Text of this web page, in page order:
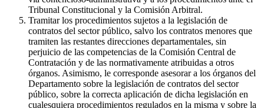
Tribunal Constitucional y la Comisión Arbitral.
Tramitar los procedimientos sujetos a la legislación de
contratos del sector público, salvo los contratos menores que
tramiten las restantes direcciones departamentales, sin
perjuicio de las competencias de la Comisión Central de
Contratación y de las normativamente atribuidas a otros
órganos. Asimismo, le corresponde asesorar a los órganos del
Departamento sobre la legislación de contratos del sector
público, sobre la correcta aplicación de dicha legislación en
cualesquiera procedimientos regulados en la misma y sobre la